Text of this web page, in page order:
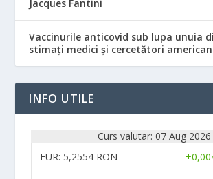
Jacques Fantini
Vaccinurile anticovid sub lupa unuia
stimați medici și cercetători
INFO UTILE
Curs valutar: 07 Aug 2026
EUR: 5,2554 RON